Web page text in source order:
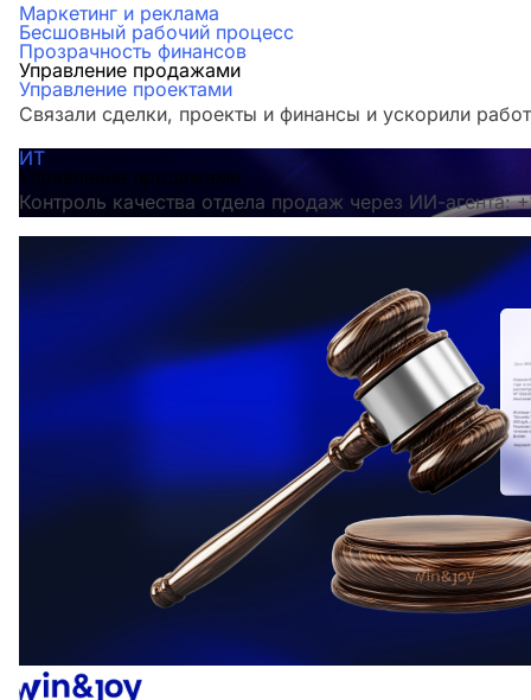
Маркетинг и реклама
Бесшовный рабочий процесс
Прозрачность финансов
Управление продажами
Управление проектами
Связали сделки, проекты и финансы и ускорили
ИТ
Управление продажами
Контроль качества отдела продаж через ИИ-